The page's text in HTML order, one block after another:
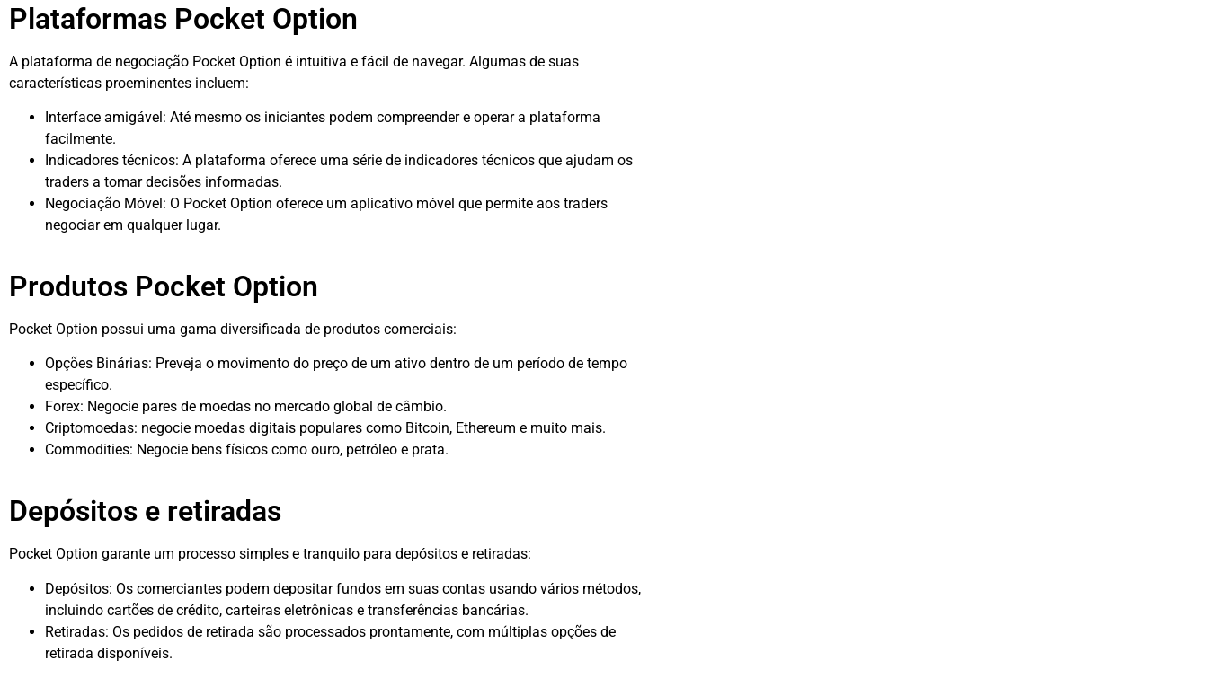
Plataformas Pocket Option
A plataforma de negociação Pocket Option é intuitiva e fácil de navegar. Algumas de suas
características proeminentes incluem:
Interface amigável: Até mesmo os iniciantes podem compreender e operar a plataforma
facilmente.
Indicadores técnicos: A plataforma oferece uma série de indicadores técnicos que ajudam os
traders a tomar decisões informadas.
Negociação Móvel: O Pocket Option oferece um aplicativo móvel que permite aos traders
negociar em qualquer lugar.
Produtos Pocket Option
Pocket Option possui uma gama diversificada de produtos comerciais:
Opções Binárias: Preveja o movimento do preço de um ativo dentro de um período de tempo
específico.
Forex: Negocie pares de moedas no mercado global de câmbio.
Criptomoedas: negocie moedas digitais populares como Bitcoin, Ethereum e muito mais.
Commodities: Negocie bens físicos como ouro, petróleo e prata.
Depósitos e retiradas
Pocket Option garante um processo simples e tranquilo para depósitos e retiradas:
Depósitos: Os comerciantes podem depositar fundos em suas contas usando vários métodos,
incluindo cartões de crédito, carteiras eletrônicas e transferências bancárias.
Retiradas: Os pedidos de retirada são processados prontamente, com múltiplas opções de
retirada disponíveis.